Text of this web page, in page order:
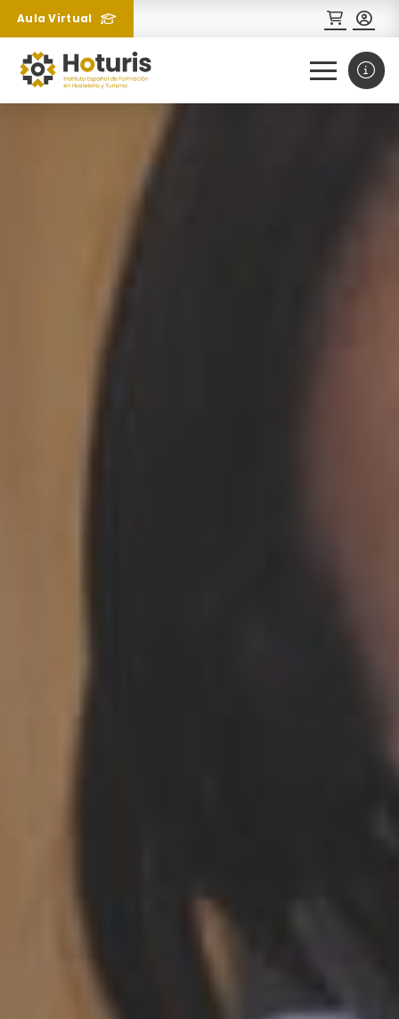
Aula Virtual